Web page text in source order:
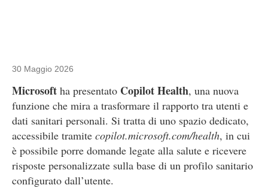
30 Maggio 2026
Microsoft ha presentato Copilot Health, una nuova
funzione che mira a trasformare il rapporto tra utenti e
dati sanitari personali. Si tratta di uno spazio dedicato,
accessibile tramite copilot.microsoft.com/health, in cui
è possibile porre domande legate alla salute e ricevere
risposte personalizzate sulla base di un profilo sanitario
configurato dall’utente.